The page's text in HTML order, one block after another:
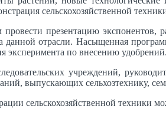
сельскохозяйственной
презентацию экспонентов,
отрасли. Насыщенная
эксперимента по внесению удобрений.
учреждений,
выпускающих сельхозтехнику,
сельскохозяйственной техники